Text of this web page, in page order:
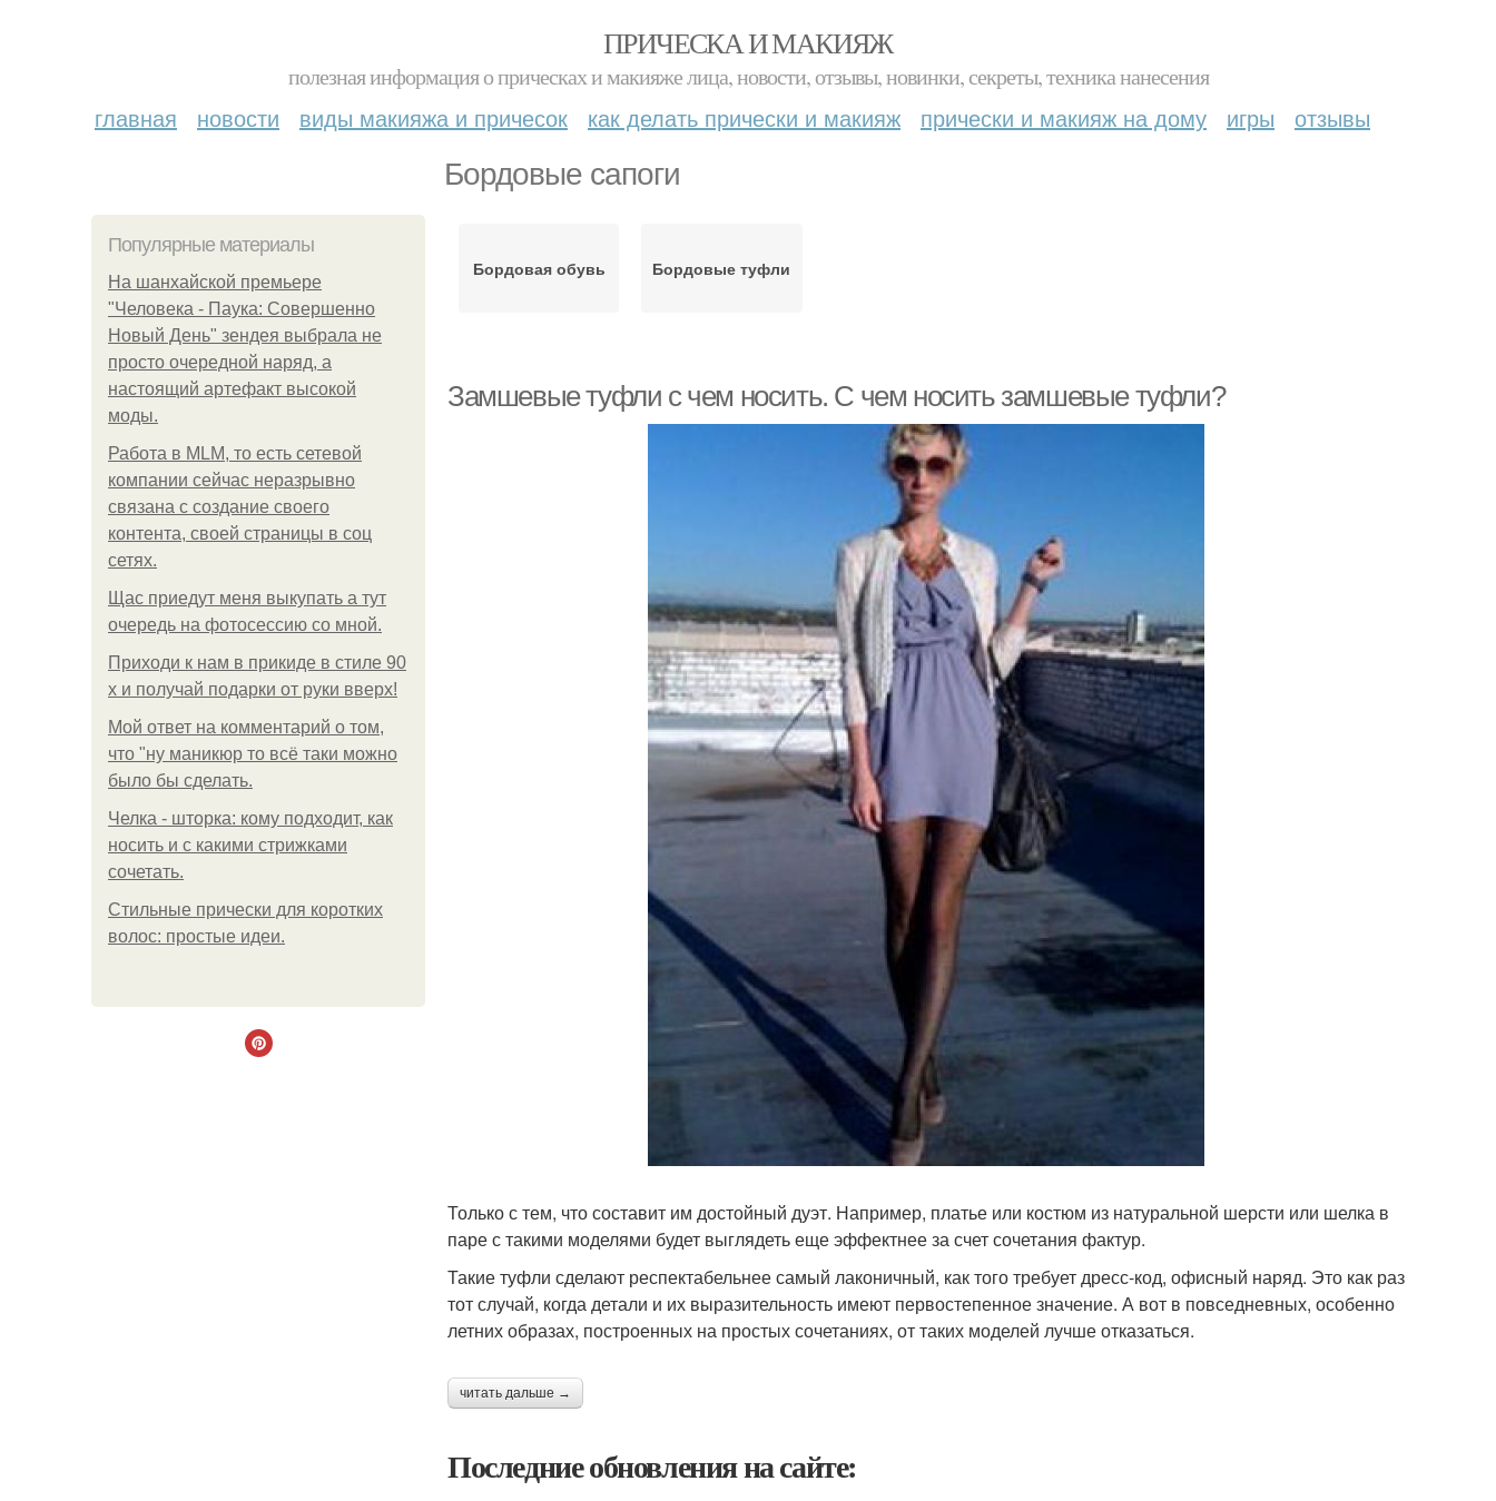
ПРИЧЕСКА И МАКИЯЖ
полезная информация о прическах и макияже лица, новости, отзывы, новинки, секреты, техника нанесения
главная новости виды макияжа и причесок как делать прически и макияж прически и макияж на дому игры отзывы
Бордовые сапоги
Популярные материалы
На шанхайской премьере
"Человека - Паука: Совершенно
Новый День" зендея выбрала не
просто очередной наряд, а
настоящий артефакт высокой
моды.
Работа в MLM, то есть сетевой
компании сейчас неразрывно
связана с создание своего
контента, своей страницы в соц
сетях.
Щас приедут меня выкупать а тут
очередь на фотосессию со мной.
Приходи к нам в прикиде в стиле 90
х и получай подарки от руки вверх!
Мой ответ на комментарий о том,
что "ну маникюр то всё таки можно
было бы сделать.
Челка - шторка: кому подходит, как
носить и с какими стрижками
сочетать.
Стильные прически для коротких
волос: простые идеи.
Бордовая обувь Бордовые туфли
Замшевые туфли с чем носить. С чем носить замшевые туфли?
Только с тем, что составит им достойный дуэт. Например, платье или костюм из натуральной шерсти или шелка в
паре с такими моделями будет выглядеть еще эффектнее за счет сочетания фактур.
Такие туфли сделают респектабельнее самый лаконичный, как того требует дресс-код, офисный наряд. Это как раз
тот случай, когда детали и их выразительность имеют первостепенное значение. А вот в повседневных, особенно
летних образах, построенных на простых сочетаниях, от таких моделей лучше отказаться.
читать дальше →
Последние обновления на сайте: